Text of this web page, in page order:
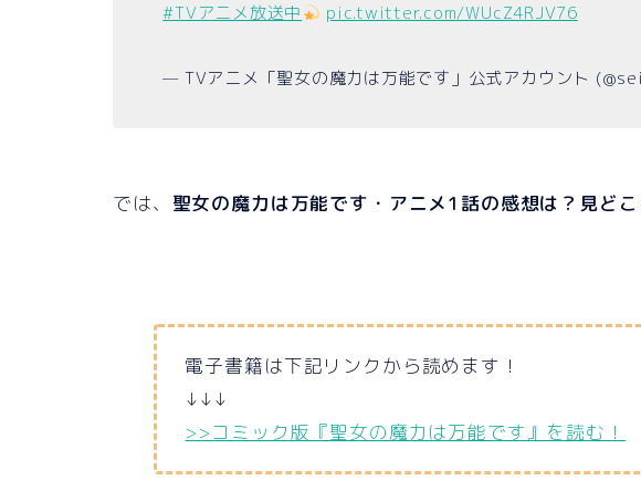
#TVアニメ放送中
pic.twitter.com/WUcZ4RJV76
— TVアニメ「聖女の魔力は万能です」公式アカウント
では、 聖女の魔力は万能です・アニメ1話の感想は？見どこ
電子書籍は下記リンクから読めます！
↓↓↓
>>コミック版『聖女の魔力は万能です』を読む！